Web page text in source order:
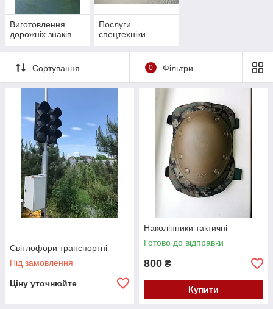
Виготовлення
дорожніх знаків
Послуги
спецтехніки
Сортування 0 Фільтри
Світлофори транспортні
Під замовлення
Ціну уточнюйте
Наколінники тактичні
Готово до відправки
800 ₴
Купити